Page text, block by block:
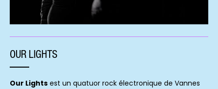
OUR LIGHTS
Our Lights est un quatuor rock électronique de Vannes